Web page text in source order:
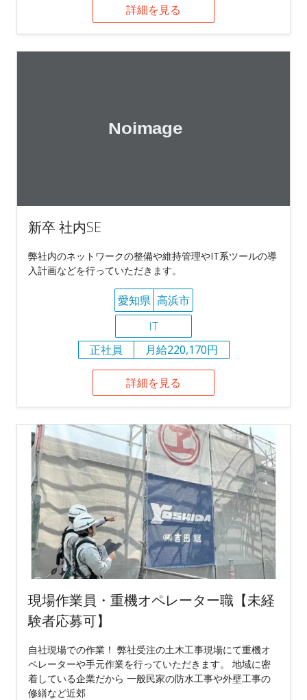
詳細を見る
新卒 社内SE
弊社内のネットワークの整備や維持管理やIT系ツールの導
入計画などを行っていただきます。
愛知県 高浜市
IT
正社員
月給220,170円
詳細を見る
現場作業員・重機オペレーター職【未経
験者応募可】
自社現場での作業！ 弊社受注の土木工事現場にて重機オ
ペレーターや手元作業を行っていただきます。 地域に密
着している企業だから 一般民家の防水工事や外壁工事の
修繕など近郊